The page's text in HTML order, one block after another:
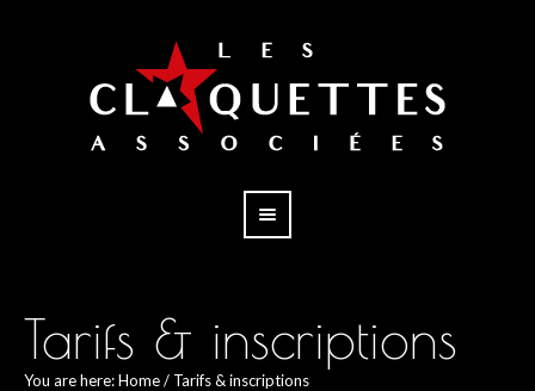
Tarifs & inscriptions
You are here:Home/ Tarifs & inscriptions